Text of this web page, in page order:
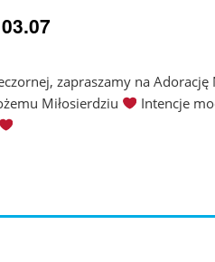
zapraszamy na
Miłosierdziu
Intencje